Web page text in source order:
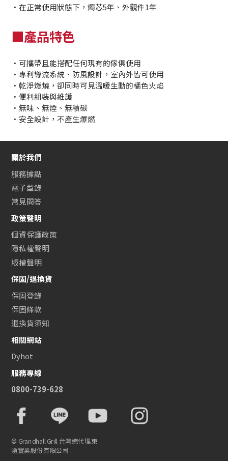
・在正常使用狀態下，燭芯5年、外觀件1年
■產品特色
・可攜帶且能搭配任何現有的傢俱使用
・專利導流系統、防風設計，室內外皆可使用
・乾淨燃燒，卻同時可見溫暖生動的橘色火焰
・便利組裝與維護
・無味、無煙、無積碳
・安全設計，不產生爆燃
關於我們
服務據點
電子型錄
常見問答
政策聲明
個資保護政策
隱私權聲明
版權聲明
保固/退換貨
保固登錄
保固條款
退換貨須知
相關網站
Dyhot
服務專線
0800-739-628
© Grandhall Grill 台灣總代理東
湧實業股份有限公司 .